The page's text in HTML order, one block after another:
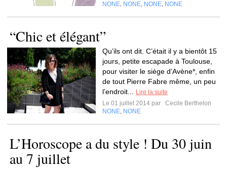
NONE NONE NONE NONE
“Chic et élégant”
Qu’ils ont dit. C’était il y a bientôt 15
jours, petite escapade à Toulouse,
pour visiter le siège d’Avène*, enfin
de tout Pierre Fabre même, un peu
l’endroit...
Lire la suite
Le 01 juillet 2014 par
Cecile Berthelon
NONE NONE
L’Horoscope a du style ! Du 30 juin
au 7 juillet